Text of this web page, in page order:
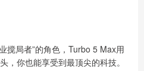
搅局者”的角色，Turbo 5 Max用
，你也能享受到最顶尖的科技。